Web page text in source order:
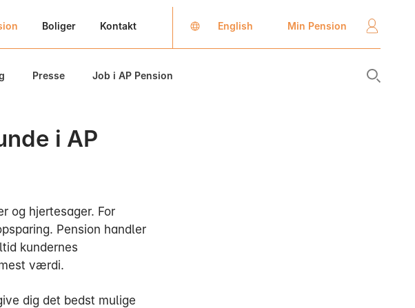
English Min Pension
Boliger Kontakt
Presse Job i AP Pension
i AP
og hjertesager. For
Pension handler
kundernes
værdi.
dig det bedst mulige